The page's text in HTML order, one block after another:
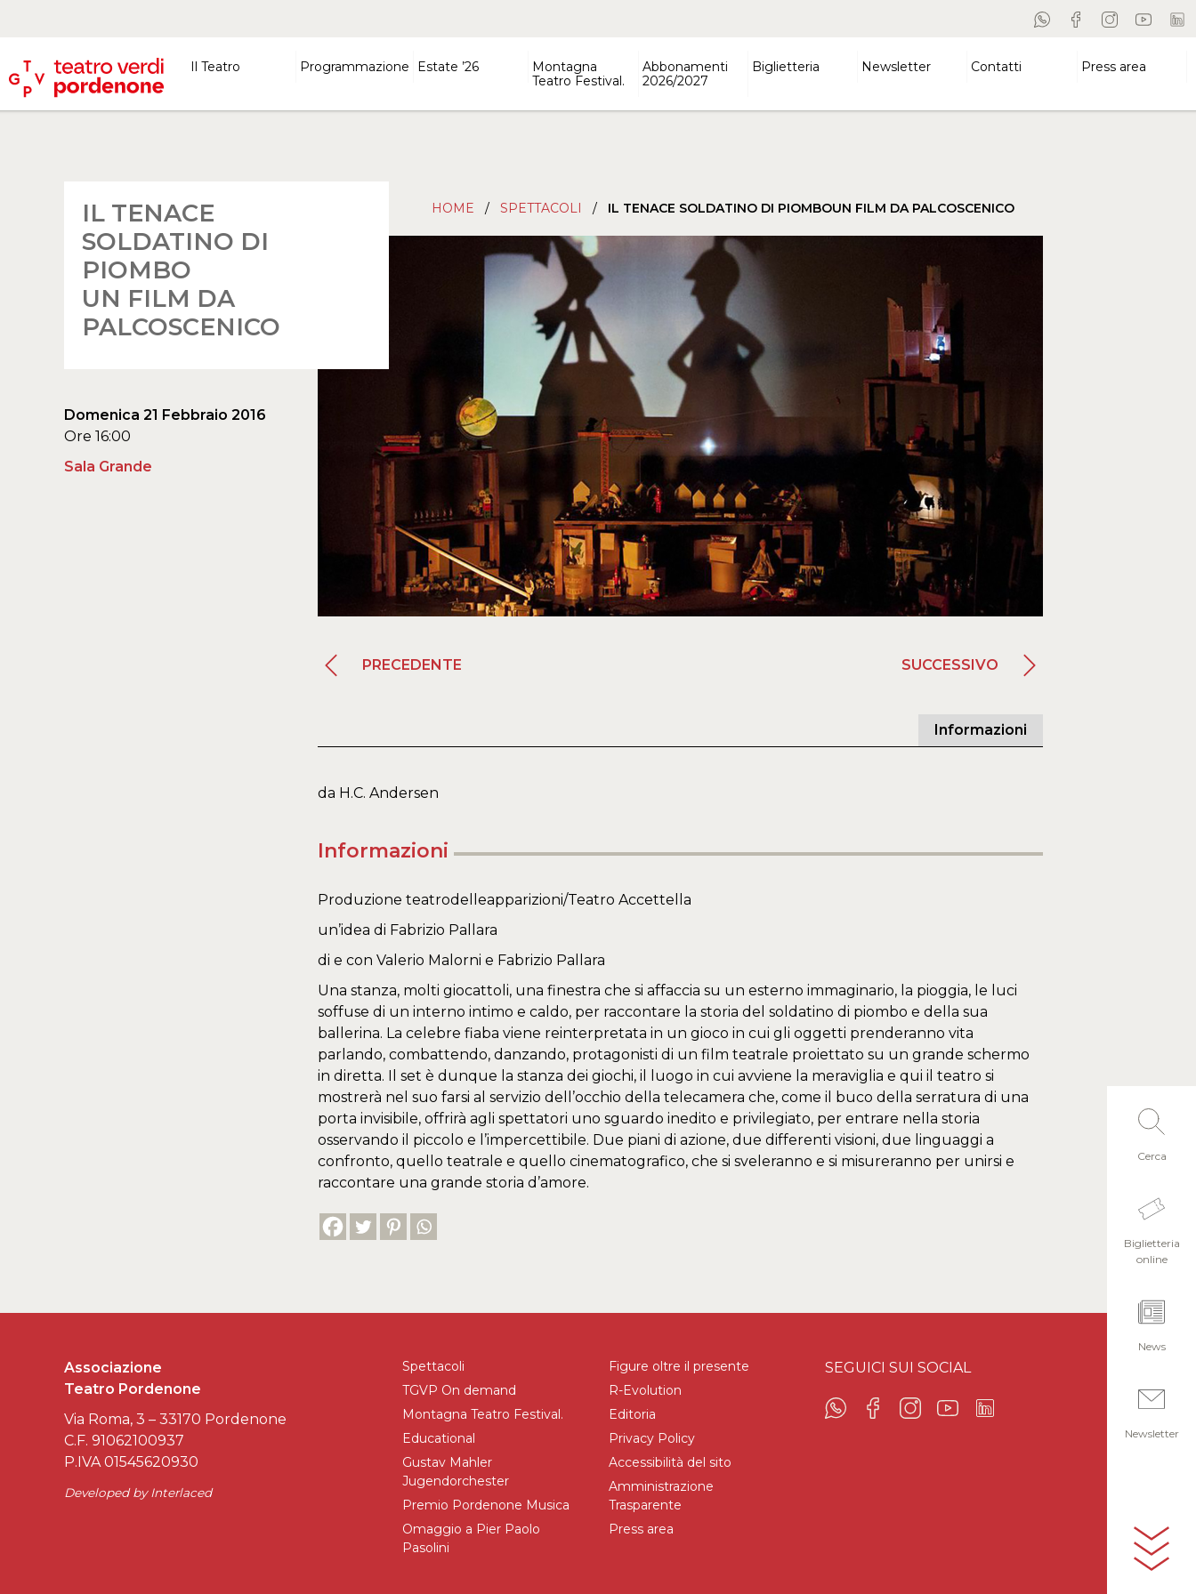
Il Teatro Programmazione Estate ’26
Montagna
Teatro Festival.
Abbonamenti
2026/2027
Biglietteria Newsletter Contatti Press area
IL TENACE
SOLDATINO DI
PIOMBO
UN FILM DA
PALCOSCENICO
Domenica 21 Febbraio 2016
Ore 16:00
Sala Grande
HOME / SPETTACOLI / IL TENACE SOLDATINO DI PIOMBOUN FILM DA PALCOSCENICO
PRECEDENTE SUCCESSIVO
Informazioni
da H.C. Andersen
Informazioni
Produzione teatrodelleapparizioni/Teatro Accettella
un’idea di Fabrizio Pallara
di e con Valerio Malorni e Fabrizio Pallara
Una stanza, molti giocattoli, una finestra che si affaccia su un esterno immaginario, la pioggia, le luci
soffuse di un interno intimo e caldo, per raccontare la storia del soldatino di piombo e della sua
ballerina. La celebre fiaba viene reinterpretata in un gioco in cui gli oggetti prenderanno vita
parlando, combattendo, danzando, protagonisti di un film teatrale proiettato su un grande schermo
in diretta. Il set è dunque la stanza dei giochi, il luogo in cui avviene la meraviglia e qui il teatro si
mostrerà nel suo farsi al servizio dell’occhio della telecamera che, come il buco della serratura di una
porta invisibile, offrirà agli spettatori uno sguardo inedito e privilegiato, per entrare nella storia
osservando il piccolo e l’impercettibile. Due piani di azione, due differenti visioni, due linguaggi a
confronto, quello teatrale e quello cinematografico, che si sveleranno e si misureranno per unirsi e
raccontare una grande storia d’amore.
Cerca
Biglietteria
online
News
Newsletter
Associazione
Teatro Pordenone
Via Roma, 3 – 33170 Pordenone
C.F. 91062100937
P.IVA 01545620930
Developed byInterlaced
Spettacoli
TGVP On demand
Montagna Teatro Festival.
Educational
Gustav Mahler
Jugendorchester
Premio Pordenone Musica
Omaggio a Pier Paolo
Pasolini
Figure oltre il presente
R-Evolution
Editoria
Privacy Policy
Accessibilità del sito
Amministrazione
Trasparente
Press area
SEGUICI SUI SOCIAL